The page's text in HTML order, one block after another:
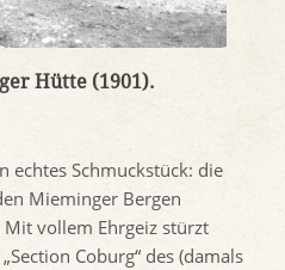
Hütte (1901).
echtes Schmuckstück: die
Mieminger Bergen
vollem Ehrgeiz stürzt
Coburg“ des (damals